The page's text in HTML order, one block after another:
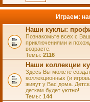
Играем:
Наши куклы:
Познакомьте всех с
приключениями и
возрасте.
Темы: 2116
Наши коллекции
Здесь Вы можете
коллекционных (и
живут у Вас дома.
деткам будет уютно!
Темы: 144